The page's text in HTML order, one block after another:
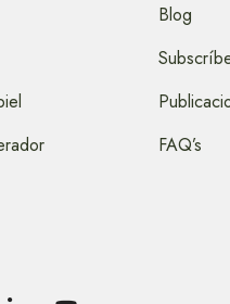
Blog
FAQ’s